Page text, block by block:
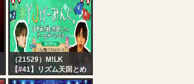
（21529）M!LK
【#41】リズム天国とめ
っちゃカメレオンでノリ